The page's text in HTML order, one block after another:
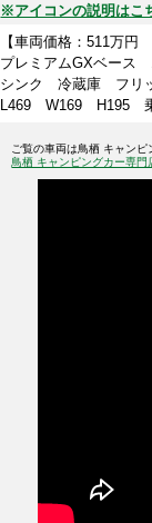
※アイコンの説明はこ
【車両価格：511万
プレミアムGXベー
シンク 冷蔵庫 フリ
L469 W169 H195
ご覧の車両は鳥栖 キャンピ
鳥栖 キャンピングカー専門